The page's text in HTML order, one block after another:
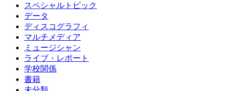
スペシャルトピック
データ
ディスコグラフィ
マルチメディア
ミュージシャン
ライブ・レポート
学校関係
書籍